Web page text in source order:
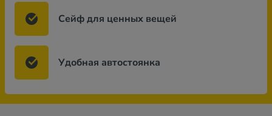
Сейф для ценных вещей
Удобная автостоянка